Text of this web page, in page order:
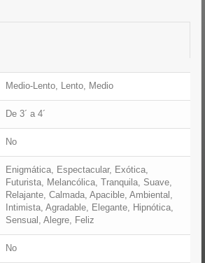
Medio-Lento, Lento, Medio
De 3´ a 4´
No
Enigmática, Espectacular, Exótica,
Futurista, Melancólica, Tranquila, Suave,
Relajante, Calmada, Apacible, Ambiental,
Intimista, Agradable, Elegante, Hipnótica,
Sensual, Alegre, Feliz
No